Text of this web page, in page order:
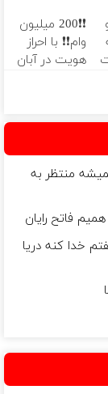
بفروش*فقط
خریدار واقعی*
❗❗200 میلیون
وام❗❗ با احراز
هویت در آبان
منتظر به
فاتح رایان
خدا کنه دریا